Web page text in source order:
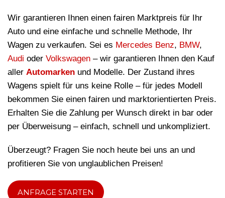
Wir garantieren Ihnen einen fairen Marktpreis für Ihr
Auto und eine einfache und schnelle Methode, Ihr
Wagen zu verkaufen. Sei es Mercedes Benz, BMW,
Audi oder Volkswagen – wir garantieren Ihnen den Kauf
aller Automarken und Modelle. Der Zustand ihres
Wagens spielt für uns keine Rolle – für jedes Modell
bekommen Sie einen fairen und marktorientierten Preis.
Erhalten Sie die Zahlung per Wunsch direkt in bar oder
per Überweisung – einfach, schnell und unkompliziert.
Überzeugt? Fragen Sie noch heute bei uns an und
profitieren Sie von unglaublichen Preisen!
ANFRAGE STARTEN